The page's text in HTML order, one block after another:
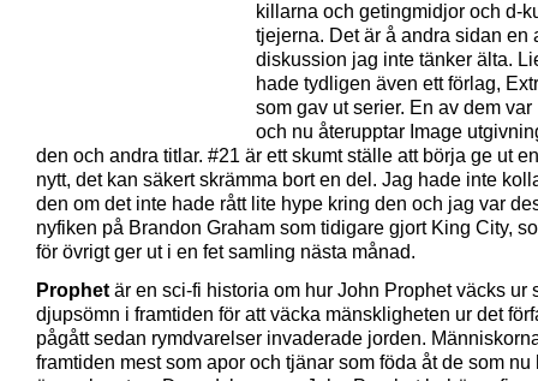
killarna och getingmidjor och d-
tjejerna. Det är å andra sidan en
diskussion jag inte tänker älta.
hade tydligen även ett förlag,
som gav ut serier. En av dem var
och nu återupptar Image
den och andra titlar. #21 är ett skumt ställe att börja ge ut
nytt, det kan säkert skrämma bort en del. Jag hade inte
den om det inte hade rått lite hype kring den och jag var
nyfiken på Brandon Graham som tidigare gjort King City,
för övrigt ger ut i en fet samling nästa månad.
Prophet är en sci-fi historia om hur John Prophet väcks ur
djupsömn i framtiden för att väcka mänskligheten ur det
pågått sedan rymdvarelser invaderade jorden.
framtiden mest som apor och tjänar som föda åt de som nu